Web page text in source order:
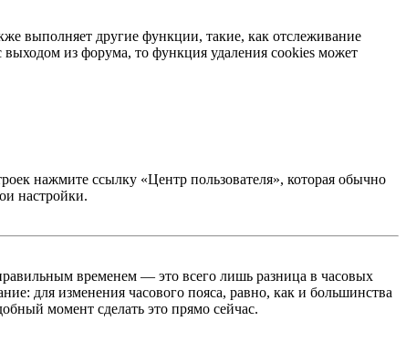
выполняет другие функции, такие, как отслеживание
из форума, то функция удаления cookies может
нажмите ссылку «Центр пользователя», которая обычно
настройки.
временем — это всего лишь разница в часовых
для изменения часового пояса, равно, как и большинства
момент сделать это прямо сейчас.